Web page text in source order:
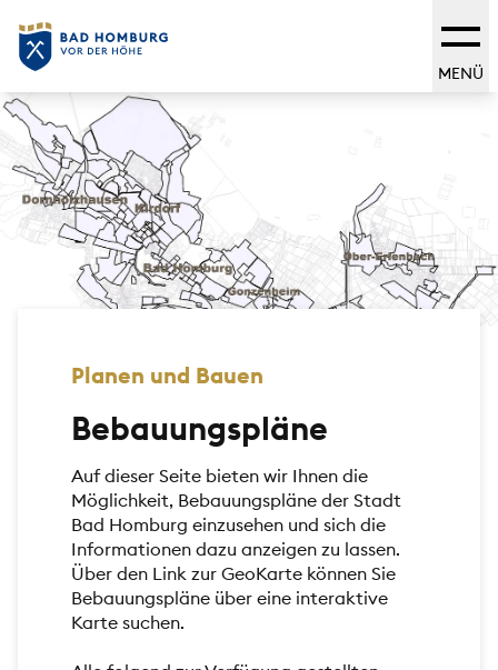
MENÜ
Planen und Bauen
Bebauungspläne
Auf dieser Seite bieten wir Ihnen die
Möglichkeit, Bebauungspläne der Stadt
Bad Homburg einzusehen und sich die
Informationen dazu anzeigen zu lassen.
Über den Link zur GeoKarte können Sie
Bebauungspläne über eine interaktive
Karte suchen.